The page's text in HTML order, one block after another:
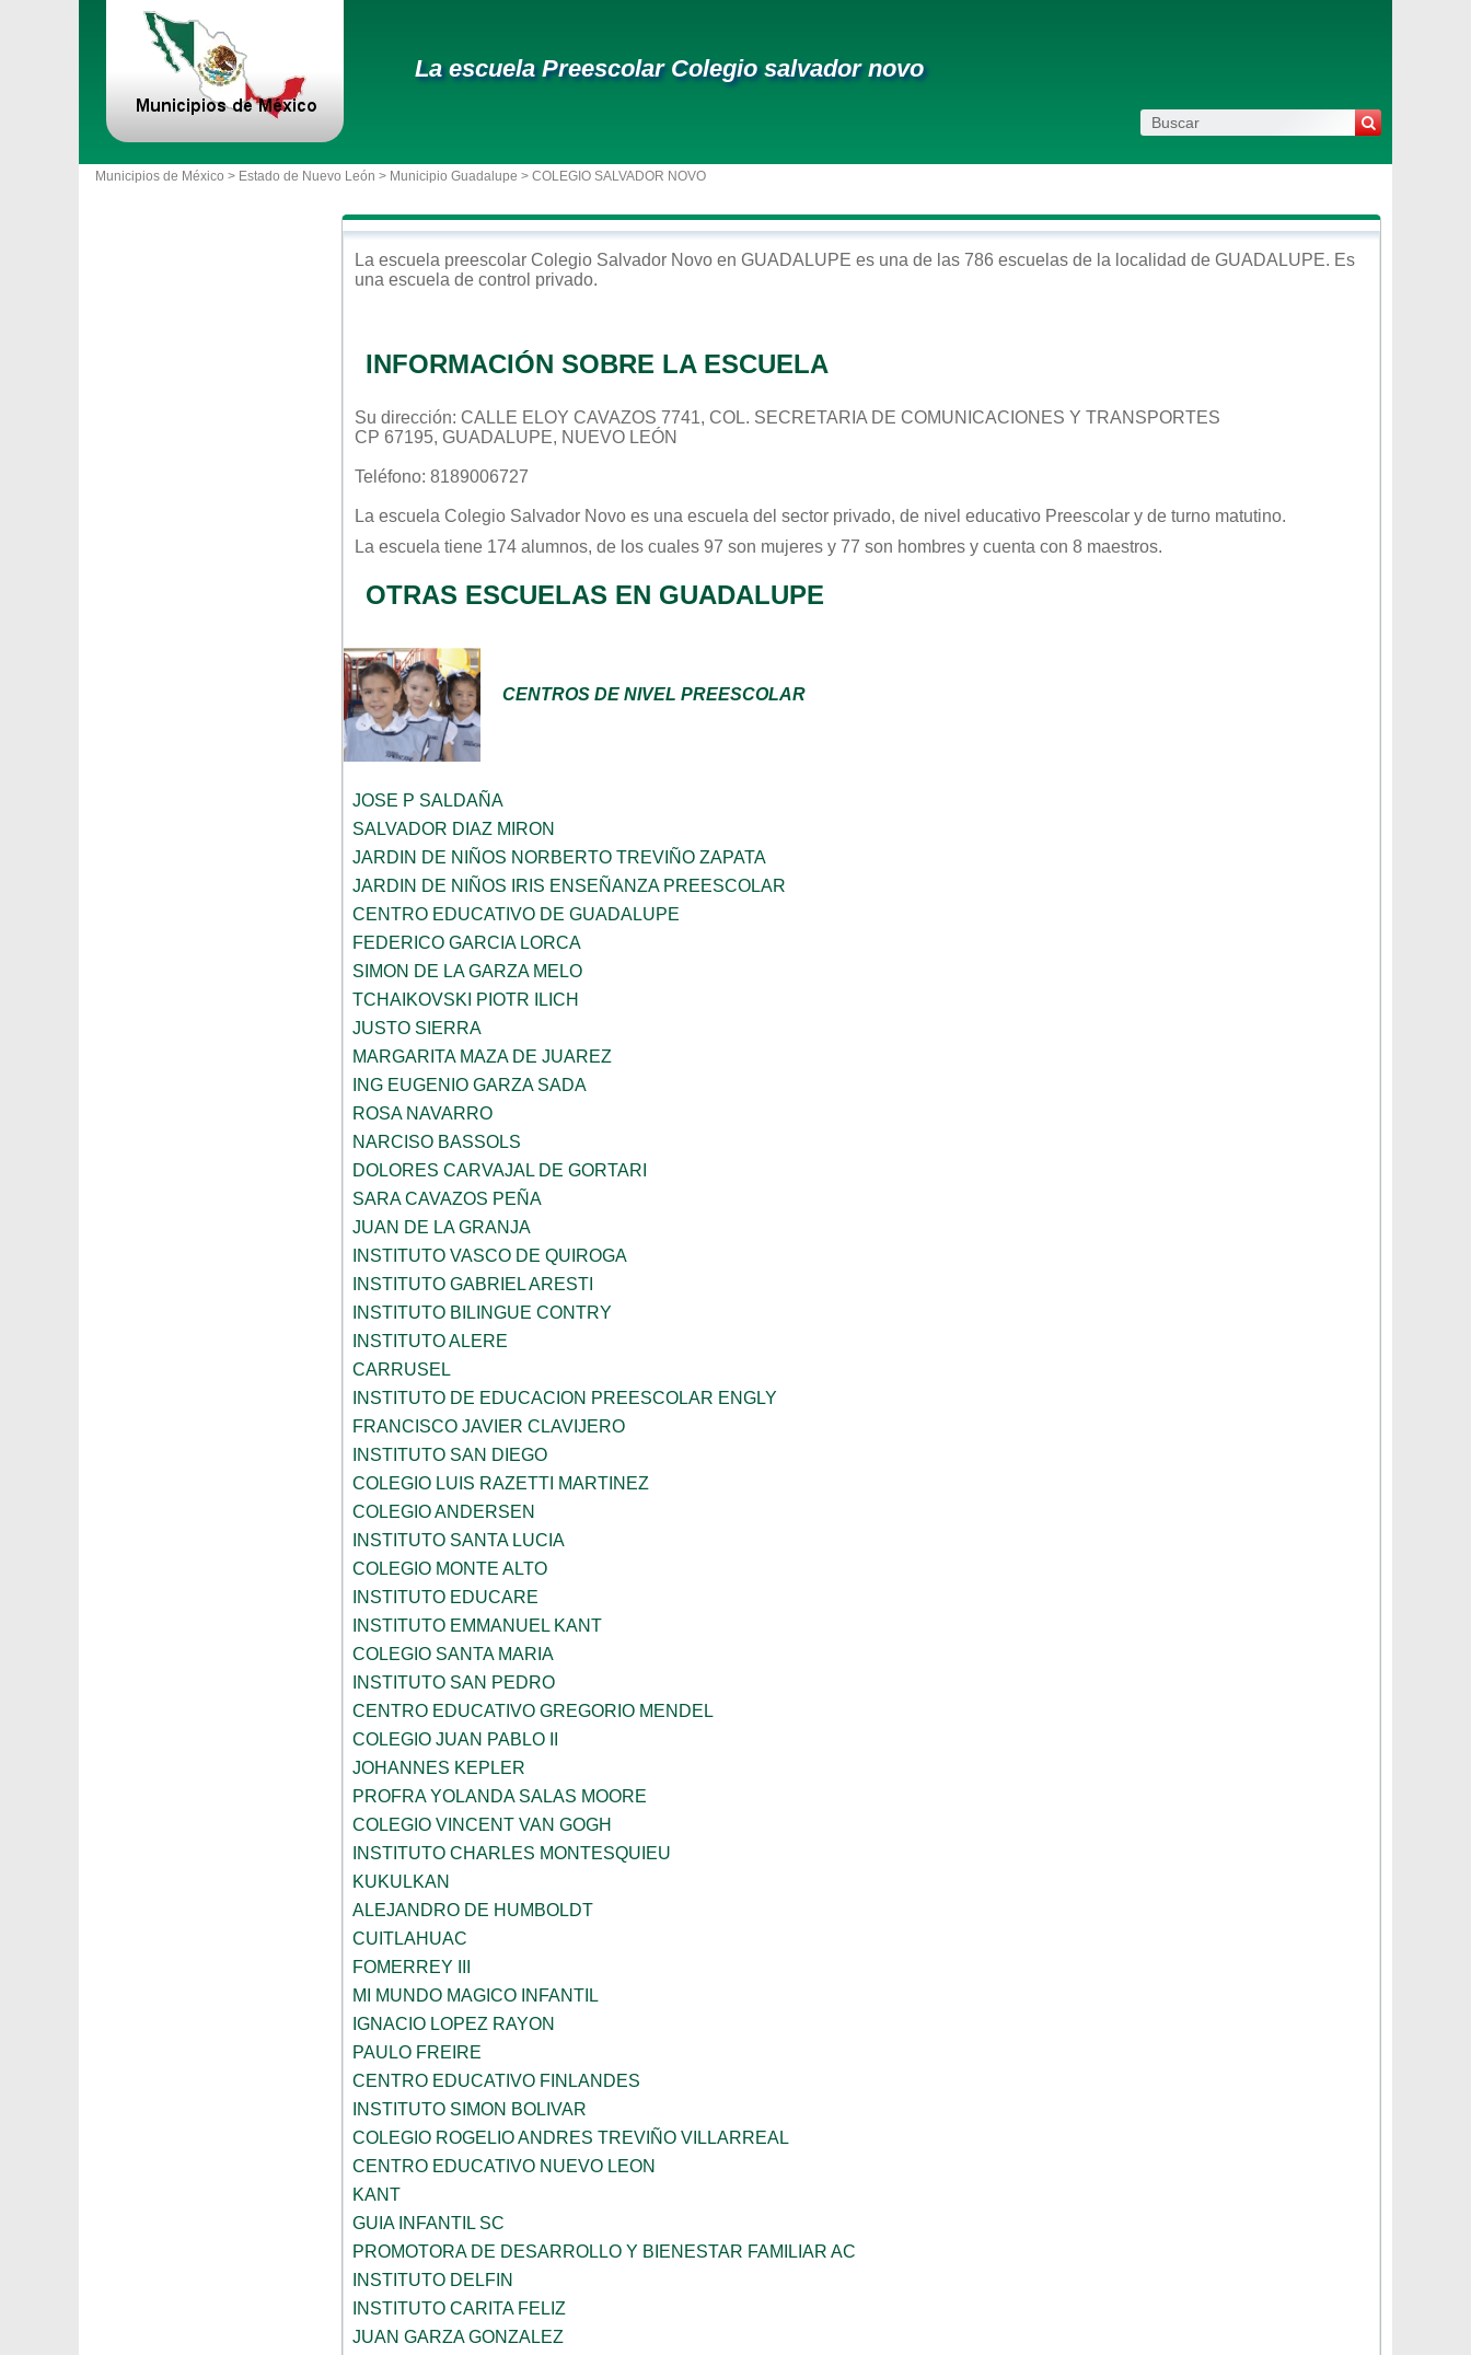
La escuela Preescolar Colegio salvador novo
Municipios de México > Estado de Nuevo León > Municipio Guadalupe > COLEGIO SALVADOR NOVO
La escuela preescolar Colegio Salvador Novo en GUADALUPE es una de las 786 escuelas de la localidad de GUADALUPE. Es
una escuela de control privado.
INFORMACIÓN SOBRE LA ESCUELA
Su dirección: CALLE ELOY CAVAZOS 7741, COL. SECRETARIA DE COMUNICACIONES Y TRANSPORTES
CP 67195, GUADALUPE, NUEVO LEÓN
Teléfono: 8189006727
La escuela Colegio Salvador Novo es una escuela del sector privado, de nivel educativo Preescolar y de turno matutino.
La escuela tiene 174 alumnos, de los cuales 97 son mujeres y 77 son hombres y cuenta con 8 maestros.
OTRAS ESCUELAS EN GUADALUPE
CENTROS DE NIVEL PREESCOLAR
JOSE P SALDAÑA
SALVADOR DIAZ MIRON
JARDIN DE NIÑOS NORBERTO TREVIÑO ZAPATA
JARDIN DE NIÑOS IRIS ENSEÑANZA PREESCOLAR
CENTRO EDUCATIVO DE GUADALUPE
FEDERICO GARCIA LORCA
SIMON DE LA GARZA MELO
TCHAIKOVSKI PIOTR ILICH
JUSTO SIERRA
MARGARITA MAZA DE JUAREZ
ING EUGENIO GARZA SADA
ROSA NAVARRO
NARCISO BASSOLS
DOLORES CARVAJAL DE GORTARI
SARA CAVAZOS PEÑA
JUAN DE LA GRANJA
INSTITUTO VASCO DE QUIROGA
INSTITUTO GABRIEL ARESTI
INSTITUTO BILINGUE CONTRY
INSTITUTO ALERE
CARRUSEL
INSTITUTO DE EDUCACION PREESCOLAR ENGLY
FRANCISCO JAVIER CLAVIJERO
INSTITUTO SAN DIEGO
COLEGIO LUIS RAZETTI MARTINEZ
COLEGIO ANDERSEN
INSTITUTO SANTA LUCIA
COLEGIO MONTE ALTO
INSTITUTO EDUCARE
INSTITUTO EMMANUEL KANT
COLEGIO SANTA MARIA
INSTITUTO SAN PEDRO
CENTRO EDUCATIVO GREGORIO MENDEL
COLEGIO JUAN PABLO II
JOHANNES KEPLER
PROFRA YOLANDA SALAS MOORE
COLEGIO VINCENT VAN GOGH
INSTITUTO CHARLES MONTESQUIEU
KUKULKAN
ALEJANDRO DE HUMBOLDT
CUITLAHUAC
FOMERREY III
MI MUNDO MAGICO INFANTIL
IGNACIO LOPEZ RAYON
PAULO FREIRE
CENTRO EDUCATIVO FINLANDES
INSTITUTO SIMON BOLIVAR
COLEGIO ROGELIO ANDRES TREVIÑO VILLARREAL
CENTRO EDUCATIVO NUEVO LEON
KANT
GUIA INFANTIL SC
PROMOTORA DE DESARROLLO Y BIENESTAR FAMILIAR AC
INSTITUTO DELFIN
INSTITUTO CARITA FELIZ
JUAN GARZA GONZALEZ